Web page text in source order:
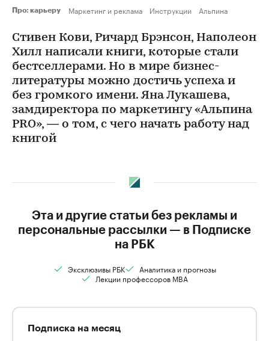
Про: карьеру Маркетинг и реклама Инструкции Альпина
Стивен Кови, Ричард Брэнсон, Наполеон
Хилл написали книги, которые стали
бестселлерами. Но в мире бизнес-
литературы можно достичь успеха и
без громкого имени. Яна Лукашева,
замдиректора по маркетингу «Альпина
PRO», — о том, с чего начать работу над
книгой
Эта и другие статьи без рекламы и
персональные рассылки — в Подписке
на РБК
Эксклюзивы РБК
Аналитика и прогнозы
Лекции профессоров MBA
Подписка на месяц